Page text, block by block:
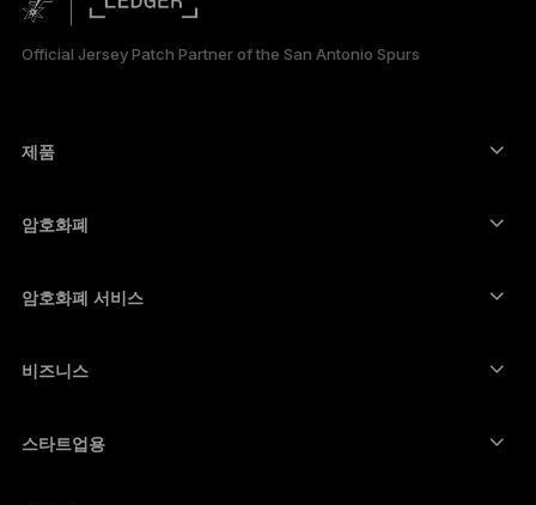
日本語
Official Jersey Patch Partner of the San Antonio Spurs
제품
하드웨어 지갑
Ledger Stax
Ledger Nano Classics
번들
암호화폐
이더리움 지갑
카르다노 지갑
모네로 지갑
암호화폐 서비스
암호화폐 구매
암호화폐 스왑
비즈니스
스타트업용